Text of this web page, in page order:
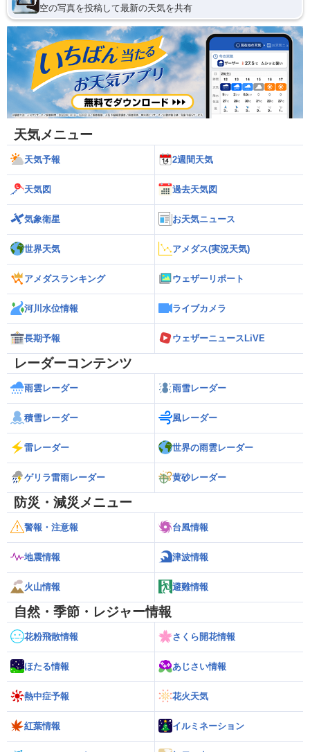
空の写真を投稿して最新の天気を共有
天気メニュー
天気予報 2週間天気
天気図 過去天気図
気象衛星 お天気ニュース
世界天気 アメダス(実況天気)
アメダスランキング ウェザーリポート
河川水位情報 ライブカメラ
長期予報 ウェザーニュースLiVE
レーダーコンテンツ
雨雲レーダー 雨雪レーダー
積雪レーダー 風レーダー
雷レーダー 世界の雨雲レーダー
ゲリラ雷雨レーダー 黄砂レーダー
防災・減災メニュー
警報・注意報 台風情報
地震情報 津波情報
火山情報 避難情報
自然・季節・レジャー情報
花粉飛散情報 さくら開花情報
ほたる情報 あじさい情報
熱中症予報 花火天気
紅葉情報 イルミネーション